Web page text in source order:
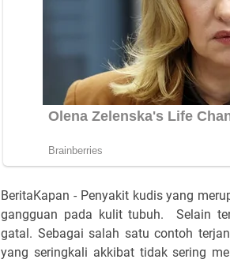
BeritaKapan - Penyakit kudis yang
gangguan pada kulit tubuh. Selain
gatal. Sebagai salah satu contoh
yang seringkali akkibat tidak sering